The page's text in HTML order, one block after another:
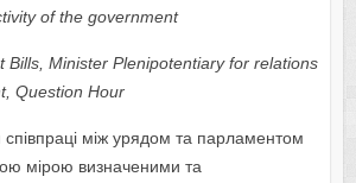
of the government
Bills, Minister Plenipotentiary for relations
Question Hour
співпраці між урядом та парламентом
мірою визначеними та